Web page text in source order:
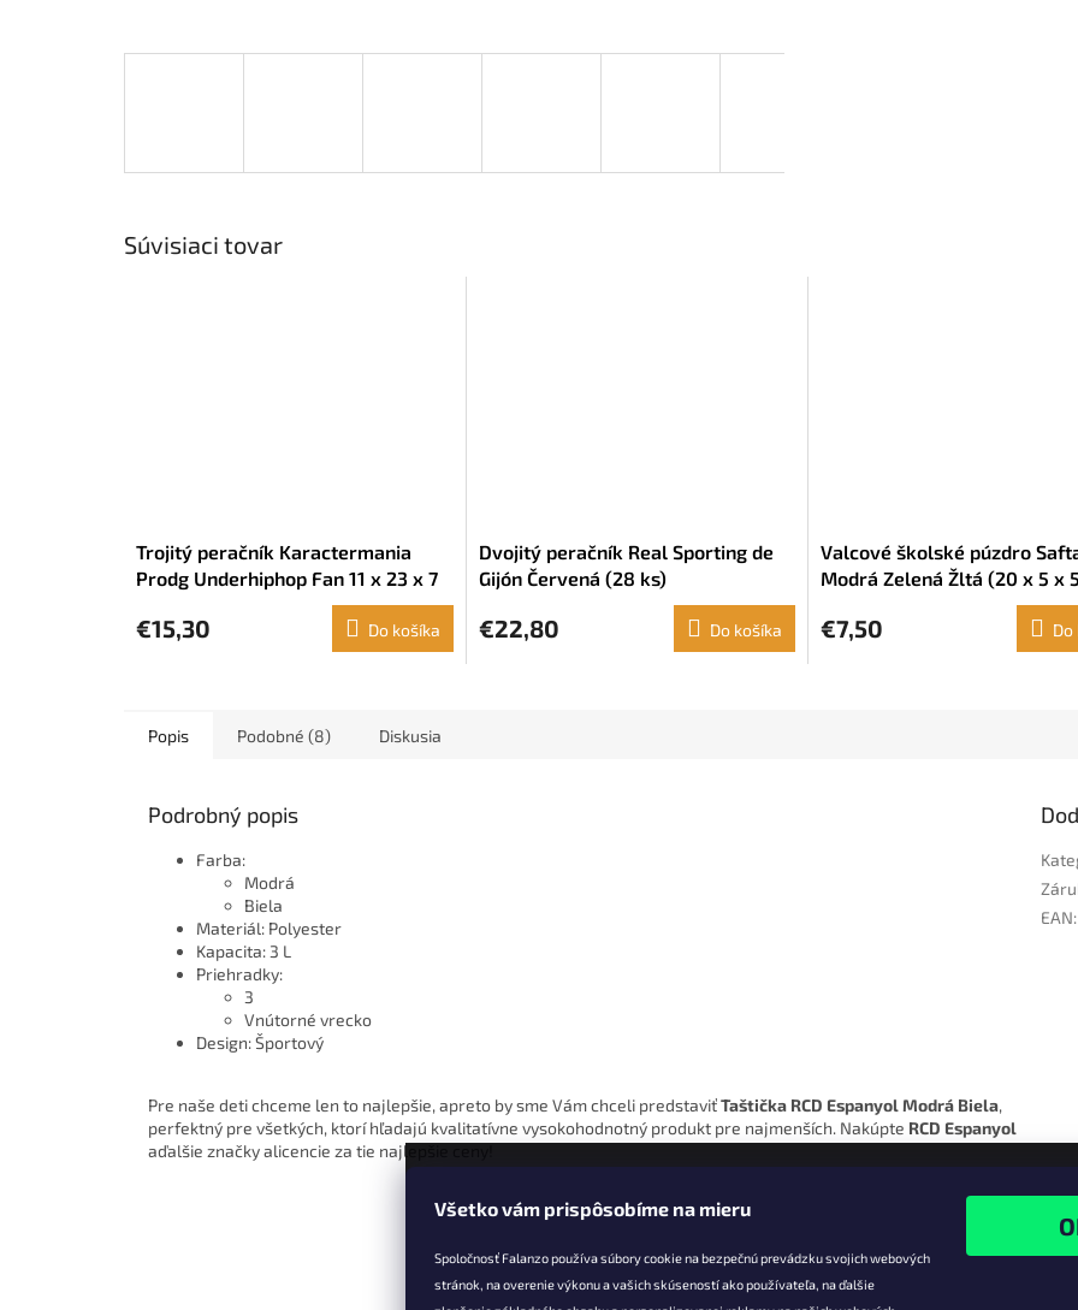
Všetko vám prispôsobíme na mieru
Spoločnosť Falanzo používa súbory cookie na bezpečnú prevádzku svojich webových
stránok, na overenie výkonu a vašich skúseností ako používateľa, na ďalšie
Súvisiaci tovar
Trojitý peračník Karactermania
Prodg Underhiphop Fan 11 x 23 x 7
€15,30 Do košíka
Dvojitý peračník Real Sporting de
Gijón Červená (28 ks)
€22,80 Do košíka
Valcové školské púzdro
Modrá Zelená Žltá (20 x 5 x
€7,50 Do
Popis Podobné (8) Diskusia
Podrobný popis
Farba:
Modrá
Biela
Materiál: Polyester
Kapacita: 3 L
Priehradky:
3
Vnútorné vrecko
Design: Športový
Pre naše deti chceme len to najlepšie, apreto by sme Vám chceli predstaviťTaštička RCD Espanyol Modrá Biela,
perfektný pre všetkých, ktorí hľadajú kvalitatívne vysokohodnotný produkt pre najmenších. Nakúpte RCD Espanyol
aďalšie značky alicencie za tie najlepšie ceny!
EAN: